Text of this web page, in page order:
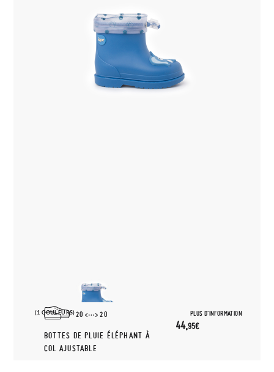
(1 COULEURS) PLUS D'INFORMATION
20 20
BOTTES DE PLUIE ÉLÉPHANT À
COL AJUSTABLE
44,95€